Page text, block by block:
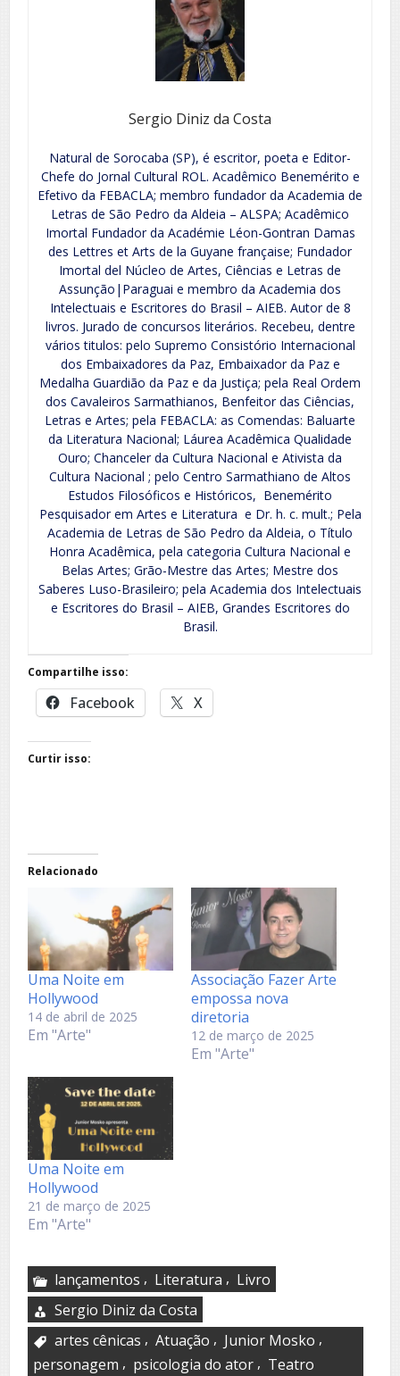
Sergio Diniz da Costa
Natural de Sorocaba (SP), é escritor, poeta e Editor-
Chefe do Jornal Cultural ROL. Acadêmico Benemérito e
Efetivo da FEBACLA; membro fundador da Academia de
Letras de São Pedro da Aldeia – ALSPA; Acadêmico
Imortal Fundador da Académie Léon-Gontran Damas
des Lettres et Arts de la Guyane française; Fundador
Imortal del Núcleo de Artes, Ciências e Letras de
Assunção|Paraguai e membro da Academia dos
Intelectuais e Escritores do Brasil – AIEB. Autor de 8
livros. Jurado de concursos literários. Recebeu, dentre
vários titulos: pelo Supremo Consistório Internacional
dos Embaixadores da Paz, Embaixador da Paz e
Medalha Guardião da Paz e da Justiça; pela Real Ordem
dos Cavaleiros Sarmathianos, Benfeitor das Ciências,
Letras e Artes; pela FEBACLA: as Comendas: Baluarte
da Literatura Nacional; Láurea Acadêmica Qualidade
Ouro; Chanceler da Cultura Nacional e Ativista da
Cultura Nacional ; pelo Centro Sarmathiano de Altos
Estudos Filosóficos e Históricos, Benemérito
Pesquisador em Artes e Literatura e Dr. h. c. mult.; Pela
Academia de Letras de São Pedro da Aldeia, o Título
Honra Acadêmica, pela categoria Cultura Nacional e
Belas Artes; Grão-Mestre das Artes; Mestre dos
Saberes Luso-Brasileiro; pela Academia dos Intelectuais
e Escritores do Brasil – AIEB, Grandes Escritores do
Brasil.
Compartilhe isso:
Facebook X
Curtir isso:
Relacionado
Uma Noite em
Hollywood
14 de abril de 2025
Em "Arte"
Associação Fazer Arte
empossa nova
diretoria
12 de março de 2025
Em "Arte"
Uma Noite em
Hollywood
21 de março de 2025
Em "Arte"
lançamentos , Literatura , Livro
Sergio Diniz da Costa
artes cênicas , Atuação , Junior Mosko ,
personagem , psicologia do ator , Teatro